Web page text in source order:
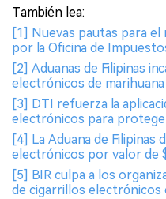
También lea:
[1] Nuevas pautas para el
por la Oficina de
[2] Aduanas de Filipinas
electrónicos de
[3] DTI refuerza la
electrónicos para
[4] La Aduana de Filipinas
electrónicos por valor de
[5] BIR culpa a los
de cigarrillos electrónicos